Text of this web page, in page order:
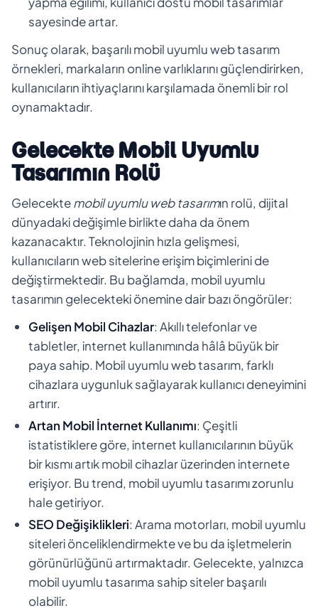
sayesinde artar.
Sonuç olarak, başarılı mobil uyumlu web tasarım
örnekleri, markaların online varlıklarını güçlendirirken,
kullanıcıların ihtiyaçlarını karşılamada önemli bir rol
oynamaktadır.
Gelecekte Mobil Uyumlu
Tasarımın Rolü
Gelecektemobil uyumlu web tasarımın rolü, dijital
dünyadaki değişimle birlikte daha da önem
kazanacaktır. Teknolojinin hızla gelişmesi,
kullanıcıların web sitelerine erişim biçimlerini de
değiştirmektedir. Bu bağlamda, mobil uyumlu
tasarımın gelecekteki önemine dair bazı öngörüler:
Gelişen Mobil Cihazlar: Akıllı telefonlar ve
tabletler, internet kullanımında hâlâ büyük bir
paya sahip. Mobil uyumlu web tasarım, farklı
cihazlara uygunluk sağlayarak kullanıcı deneyimini
artırır.
Artan Mobil İnternet Kullanımı: Çeşitli
istatistiklere göre, internet kullanıcılarının büyük
bir kısmı artık mobil cihazlar üzerinden internete
erişiyor. Bu trend, mobil uyumlu tasarımı zorunlu
hale getiriyor.
SEO Değişiklikleri: Arama motorları, mobil uyumlu
siteleri önceliklendirmekte ve bu da işletmelerin
görünürlüğünü artırmaktadır. Gelecekte, yalnızca
mobil uyumlu tasarıma sahip siteler başarılı
olabilir.